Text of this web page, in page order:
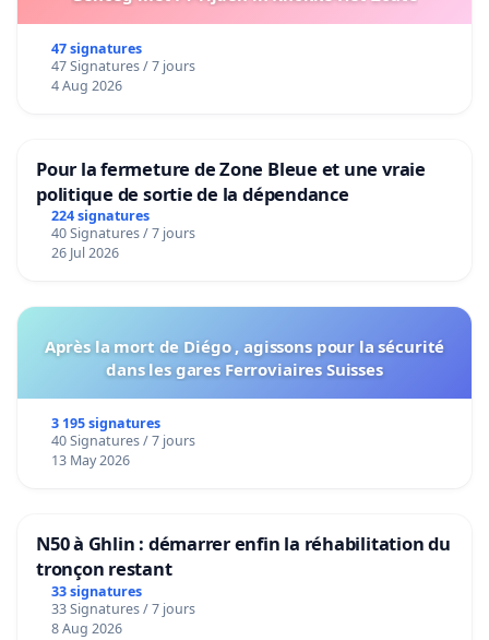
47 signatures
47 Signatures / 7 jours
4 Aug 2026
Pour la fermeture de Zone Bleue et une vraie
politique de sortie de la dépendance
224 signatures
40 Signatures / 7 jours
26 Jul 2026
Après la mort de Diégo , agissons pour la sécurité
dans les gares Ferroviaires Suisses
3 195 signatures
40 Signatures / 7 jours
13 May 2026
N50 à Ghlin : démarrer enfin la réhabilitation du
tronçon restant
33 signatures
33 Signatures / 7 jours
8 Aug 2026